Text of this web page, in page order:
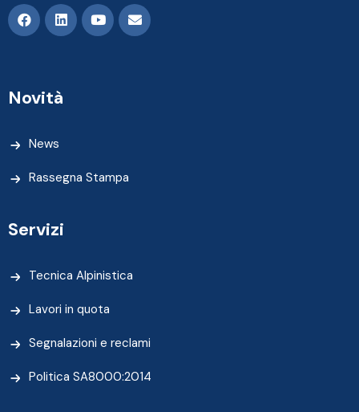
Novità
News
Rassegna Stampa
Servizi
Tecnica Alpinistica
Lavori in quota
Segnalazioni e reclami
Politica SA8000:2014